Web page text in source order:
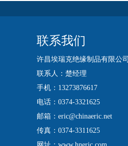
联系我们
许昌埃瑞克绝缘制品有限公司
联系人：楚经理
手机：13273876617
电话：0374-3321625
邮箱：eric@chinaeric.net
传真：0374-3311625